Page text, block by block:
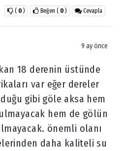
Cevapla
Beğen ( 0 )
( 0 )
9 ay önce
18 derenin üstünde
var eğer dereler
gibi göle aksa hem
hem de gölün
önemli olanı
daha kaliteli su